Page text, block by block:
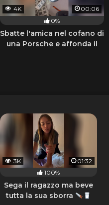
4K
00:06
0%
Sbatte l'amica nel cofano di
una Porsche e affonda il
3K
01:32
100%
Sega il ragazzo ma beve
tutta la sua sborra